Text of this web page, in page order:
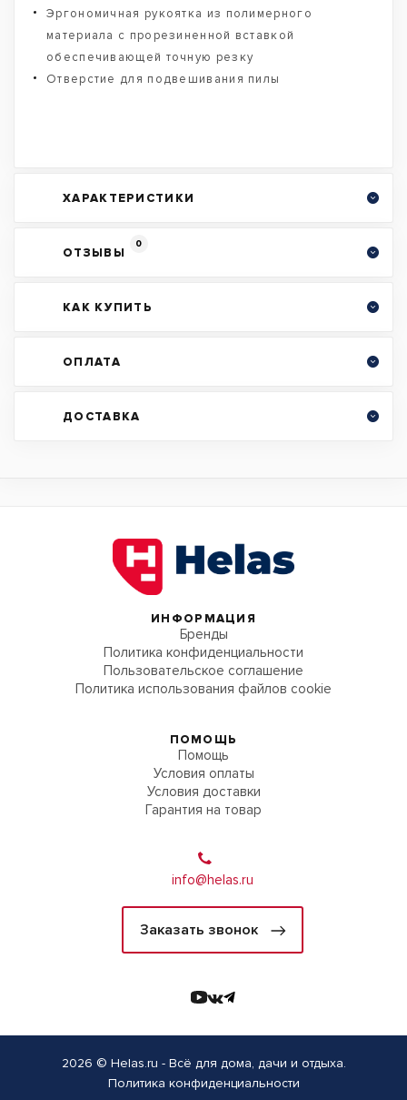
Эргономичная рукоятка из полимерного
материала с прорезиненной вставкой
обеспечивающей точную резку
Отверстие для подвешивания пилы
ХАРАКТЕРИСТИКИ
ОТЗЫВЫ
0
КАК КУПИТЬ
ОПЛАТА
ДОСТАВКА
ИНФОРМАЦИЯ
Бренды
Политика конфиденциальности
Пользовательское соглашение
Политика использования файлов cookie
ПОМОЩЬ
Помощь
Условия оплаты
Условия доставки
Гарантия на товар
info@helas.ru
Заказать звонок
2026 © Helas.ru - Всё для дома, дачи и отдыха.
Политика конфиденциальности